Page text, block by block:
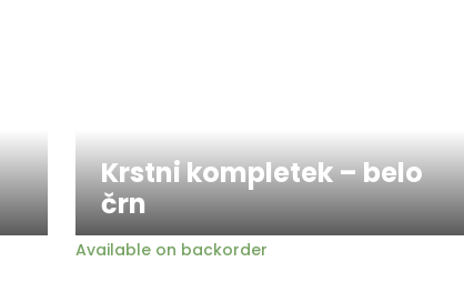
Krstni kompletek – belo
črn
Available on backorder